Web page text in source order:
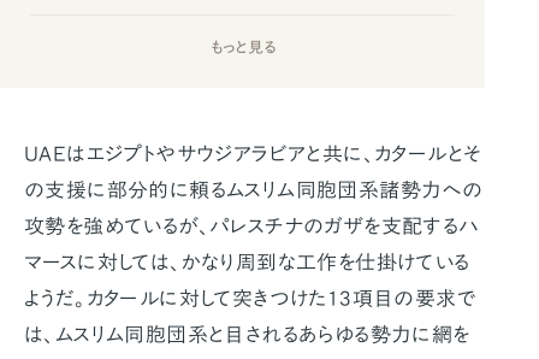
もっと見る
UAEはエジプトやサウジアラビアと共に、カタールとそ
の支援に部分的に頼るムスリム同胞団系諸勢力への
攻勢を強めているが、パレスチナのガザを支配するハ
マースに対しては、かなり周到な工作を仕掛けている
ようだ。カタールに対して突きつけた13項目の要求で
は、ムスリム同胞団系と目されるあらゆる勢力に網を